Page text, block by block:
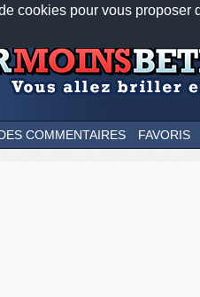
cookies pour vous proposer
Nos applications mobiles
COMMENTAIRES FAVORIS